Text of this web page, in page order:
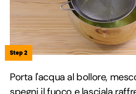
Step 2
Porta l'acqua al bollore,